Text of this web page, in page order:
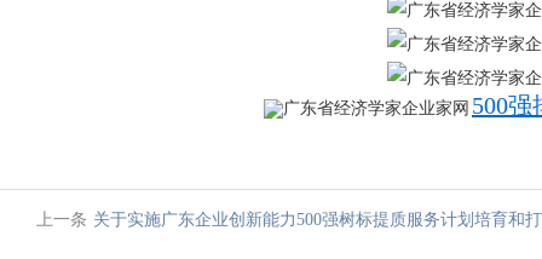
500强
上一条 关于实施广东企业创新能力500强树标提质服务计划培育和